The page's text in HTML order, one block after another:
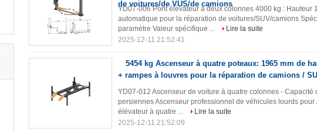
de voitures/de VUS/de camions
YD07-006 Pont élévateur à deux colonnes 4000 kg : Hauteur
automatique pour la réparation de voitures/SUV/camions
paramètre Valeur spécifique ...
Lire la suite
2025-12-11 21:52:41
5454 kg Ascenseur à quatre poteaux: 1965 mm de
+ rampes à louvres pour la réparation de camions /
YD07-012 Ascenseur de voiture à quatre colonnes - Capacité
persiennes Ascenseur professionnel de véhicules lourds
élévateur à quatre ...
Lire la suite
2025-12-11 21:52:09